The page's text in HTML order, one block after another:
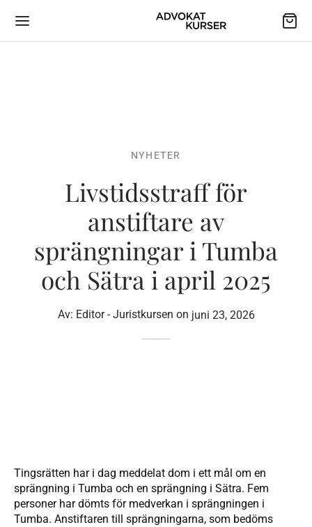
NYHETER
Livstidsstraff för
anstiftare av
sprängningar i Tumba
och Sätra i april 2025
Av: Editor - Juristkursen on juni 23, 2026
Tingsrätten har i dag meddelat dom i ett mål om en
sprängning i Tumba och en sprängning i Sätra. Fem
personer har dömts för medverkan i sprängningen i
Tumba. Anstiftaren till sprängningarna, som bedöms